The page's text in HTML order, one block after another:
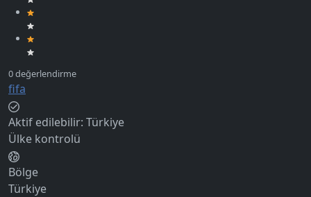
fifa
Aktif edilebilir: Türkiye
Ülke kontrolü
Bölge
Türkiye